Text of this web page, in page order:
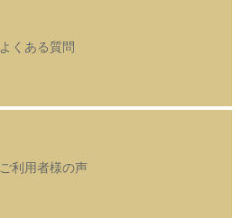
よくある質問
ご利用者様の声